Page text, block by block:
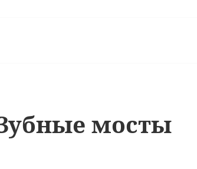
мосты